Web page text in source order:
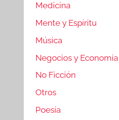
Medicina
Mente y Espíritu
Música
Negocios y Economia
No Ficción
Otros
Poesía